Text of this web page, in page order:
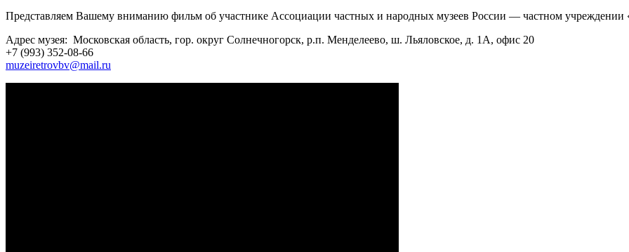
Представляем Вашему вниманию фильм об участнике Ассоциации частных и народных музеев России — частном учреждении
Адрес музея: Московская область, гор. округ Солнечногорск, р.п. Менделеево, ш. Льяловское, д. 1А, офис 20
+7 (993) 352-08-66
muzeiretrovbv@mail.ru